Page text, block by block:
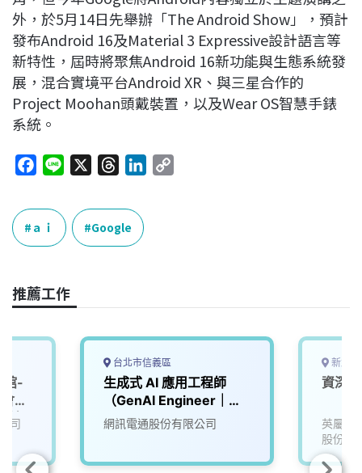
外，於5月14日先舉辦「The Android Show」，預計
發布Android 16及Material 3 Expressive設計語言等
新特性，屆時將聚焦Android 16新功能與生態系統發
展，混合實境平台Android XR、與三星合作的
Project Moohan頭戴裝置，以及Wear OS智慧手錶
系統。
c
e
b
o
k
e
r
e
a
n
k
ａｉ Google
推薦工作
館-
」
科)
司
台北市信義區
生成式 AI 應用工程師
（GenAI Engineer｜
LLM／Agent／RAG）
網訊電通股份有限公司
新北
資深
英屬維
股份有